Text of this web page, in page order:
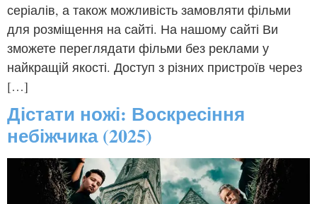
серіалів, а також можливість замовляти фільми
для розміщення на сайті. На нашому сайті Ви
зможете переглядати фільми без реклами у
найкращій якості. Доступ з різних пристроїв через
[…]
Дістати ножі: Воскресіння
небіжчика (2025)